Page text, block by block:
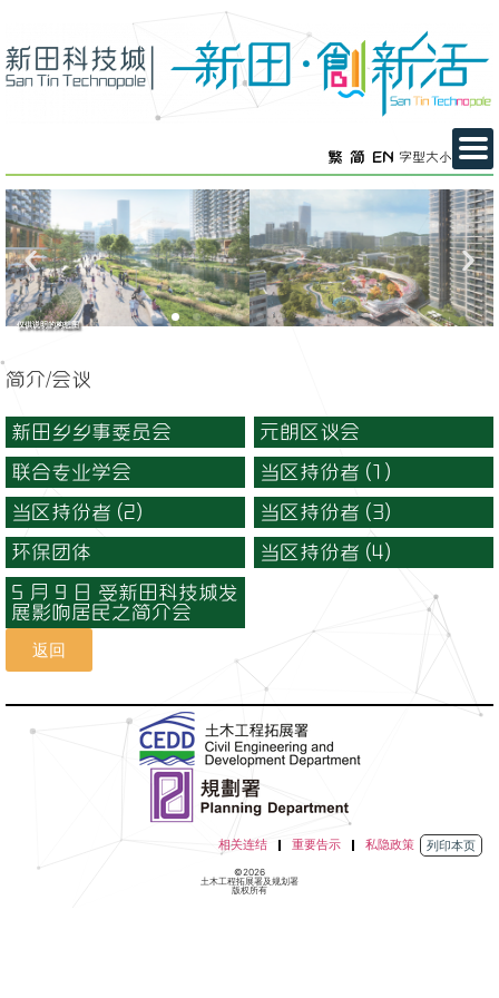
繁 简 EN 字型大小
仅供说明的构想图
简介/会议
新田乡乡事委员会
元朗区议会
联合专业学会
当区持份者 (1)
当区持份者 (2)
当区持份者 (3)
环保团体
当区持份者 (4)
5 月 9 日 受新田科技城发
展影响居民之简介会
返回
相关连结 重要告示 私隐政策 列印本页
©2026
土木工程拓展署及规划署
版权所有